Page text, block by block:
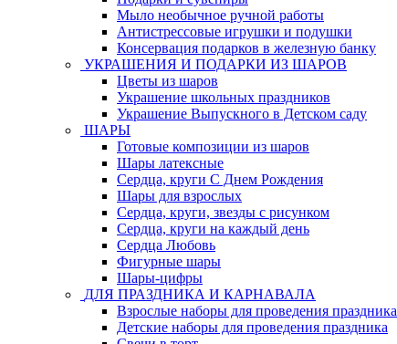
Мыло необычное ручной работы
Антистрессовые игрушки и подушки
Консервация подарков в железную банку
УКРАШЕНИЯ И ПОДАРКИ ИЗ ШАРОВ
Цветы из шаров
Украшение школьных праздников
Украшение Выпускного в Детском саду
ШАРЫ
Готовые композиции из шаров
Шары латексные
Сердца, круги С Днем Рождения
Шары для взрослых
Сердца, круги, звезды с рисунком
Сердца, круги на каждый день
Сердца Любовь
Фигурные шары
Шары-цифры
ДЛЯ ПРАЗДНИКА И КАРНАВАЛА
Взрослые наборы для проведения праздника
Детские наборы для проведения праздника